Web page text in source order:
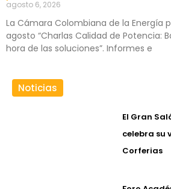
agosto 6, 2026
La Cámara Colombiana de la Energía
agosto “Charlas Calidad de Potencia:
hora de las soluciones”. Informes e
Noticias
El Gran
celebra su
Corferias